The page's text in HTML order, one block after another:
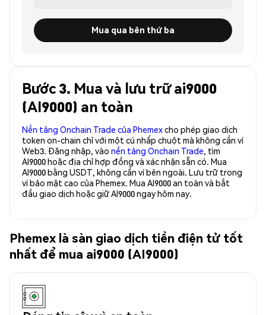
Mua qua bên thứ ba
Bước 3. Mua và lưu trữ ai9000
(AI9000) an toàn
Nền tảng Onchain Trade của Phemexcho phép giao dịch
token on-chain chỉ với một cú nhấp chuột mà không cần ví
Web3. Đăng nhập, vào nền tảng Onchain Trade, tìm
AI9000 hoặc địa chỉ hợp đồng và xác nhận sẵn có. Mua
AI9000 bằng USDT, không cần ví bên ngoài. Lưu trữ trong
ví bảo mật cao của Phemex. Mua AI9000 an toàn và bắt
đầu giao dịch hoặc giữ AI9000 ngay hôm nay.
Phemex là sàn giao dịch tiền điện tử tốt
nhất để mua ai9000 (AI9000)